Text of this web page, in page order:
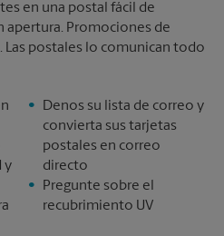
en una postal fácil de
apertura. Promociones de
Las postales lo comunican todo
y
Denos su lista de correo y
convierta sus tarjetas
postales en correo
directo
Pregunte sobre el
recubrimiento UV